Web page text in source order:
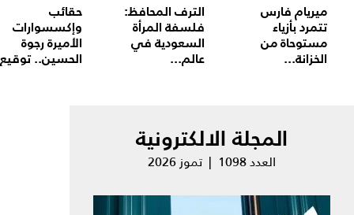
ميريام فارس
تتمرد بأزياء
مستوحاة من
الخزانة...
الترف المحافظ:
فلسفة المرأة
السعودية في
عالم...
حقائب
وإكسسوارات
الأميرة رجوة
الحسين..
المجلة الالكترونية
العدد 1098 | تموز 2026